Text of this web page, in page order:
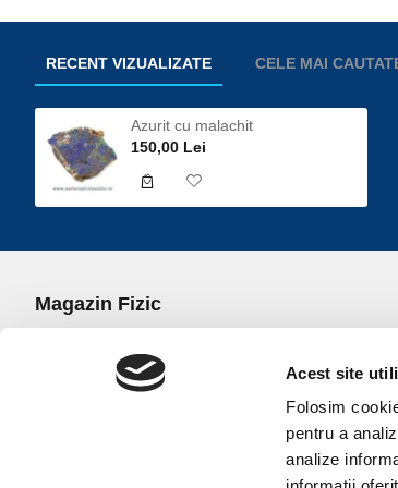
Acest site
Folosim
pentru a
analize
RECENT VIZUALIZATE CELE MAI
Azurit cu malachit
150,00 Lei
Magazin Fizic
office@universulcristalelor.ro
0799 879 911, 0723 145 611 (Comenzi